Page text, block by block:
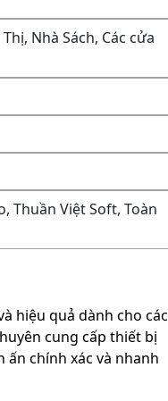
Nhà Sách, Các cửa
Thuần Việt Soft, Toàn
hiệu quả dành cho các
cung cấp thiết bị
ấn chính xác và nhanh